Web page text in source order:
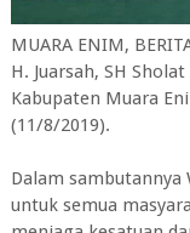
MUARA ENIM,
H. Juarsah, SH
Kabupaten Muara
(11/8/2019).
Dalam sambutannya
untuk semua